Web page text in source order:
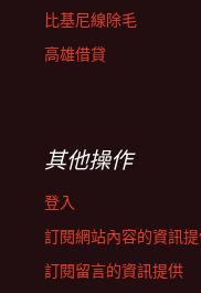
比基尼線除毛
高雄借貸
其他操作
登入
訂閱網站內容的資訊
訂閱留言的資訊提供